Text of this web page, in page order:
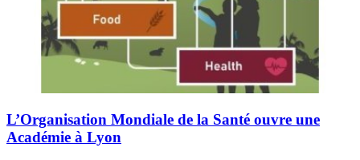
L’Organisation Mondiale de la Santé ouvre une
Académie à Lyon